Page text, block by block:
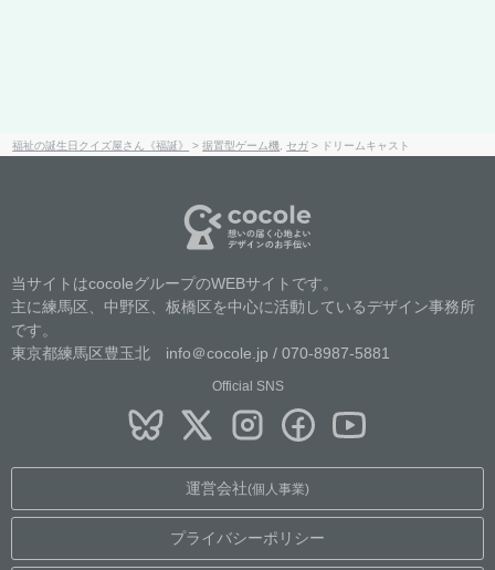
福祉の誕生日クイズ屋さん《福誕》 >据置型ゲーム機 セガ > ドリームキャスト
当サイトはcocoleグループのWEBサイトです。
主に練馬区、中野区、板橋区を中心に活動しているデザイン事務所
です。
東京都練馬区豊玉北 info＠cocole.jp / 070-8987-5881
Official SNS
運営会社(個人事業)
プライバシーポリシー